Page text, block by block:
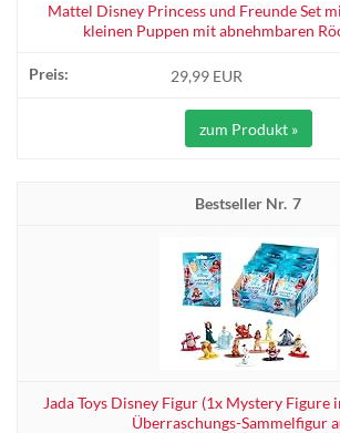
Mattel Disney Princess und Freunde Set
kleinen Puppen mit abnehmbaren
29,99 EUR
zum Produkt »
7
Jada Toys Disney Figur (1x Mystery Figure
Überraschungs-Sammelfigur